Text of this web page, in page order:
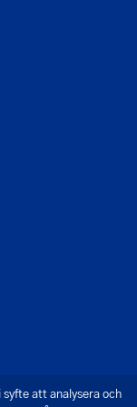
att analysera och